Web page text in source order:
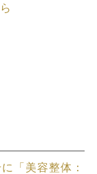
「美容整体：